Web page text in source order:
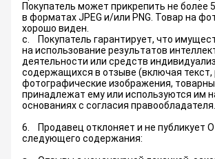
Покупатель может прикрепить не более
в форматах JPEG и/или PNG. Товар на
хорошо виден.
c. Покупатель гарантирует, что
на использование результатов
деятельности или средств
содержащихся в отзыве (включая текст,
фотографические изображения,
принадлежат ему или используются им
основаниях с согласия правообладателя.
6. Продавец отклоняет и не публикует
следующего содержания: